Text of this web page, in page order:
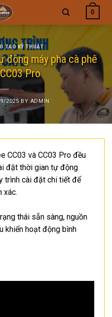
0
TẠO KỸ THUẬT
động máy pha cà phê
Pro
2025 BY ADMIN
CC03 và CC03 Pro đều
đặt thời gian tự động
trình cài đặt chi tiết để
xác.
thái sẵn sàng, nguồn
khiển hoạt động bình